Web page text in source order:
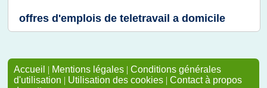
offres d'emplois de teletravail a domicile
Accueil | Mentions légales | Conditions générales
d'utilisation | Utilisation des cookies | Contact à propos